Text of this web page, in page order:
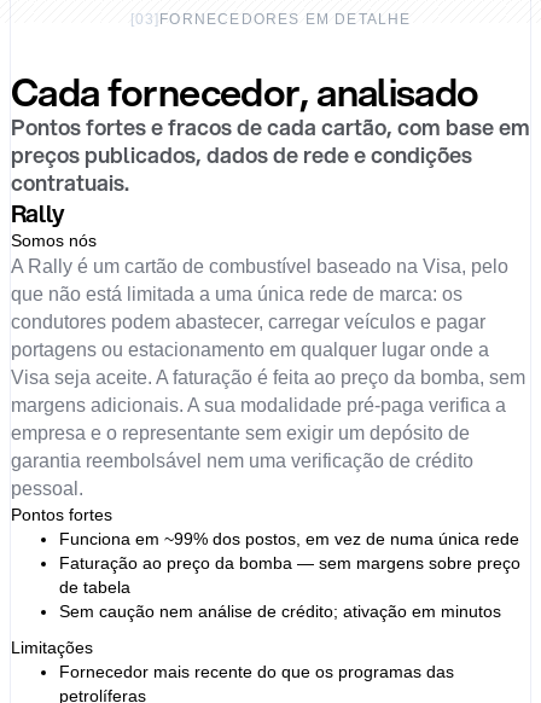
[03] FORNECEDORES EM DETALHE
Cada fornecedor, analisado
Pontos fortes e fracos de cada cartão, com base em
preços publicados, dados de rede e condições
contratuais.
Rally
Somos nós
A Rally é um cartão de combustível baseado na Visa, pelo
que não está limitada a uma única rede de marca: os
condutores podem abastecer, carregar veículos e pagar
portagens ou estacionamento em qualquer lugar onde a
Visa seja aceite. A faturação é feita ao preço da bomba, sem
margens adicionais. A sua modalidade pré-paga verifica a
empresa e o representante sem exigir um depósito de
garantia reembolsável nem uma verificação de crédito
pessoal.
Pontos fortes
Funciona em ~99% dos postos, em vez de numa única rede
Faturação ao preço da bomba — sem margens sobre preço
de tabela
Sem caução nem análise de crédito; ativação em minutos
Limitações
Fornecedor mais recente do que os programas das
petrolíferas